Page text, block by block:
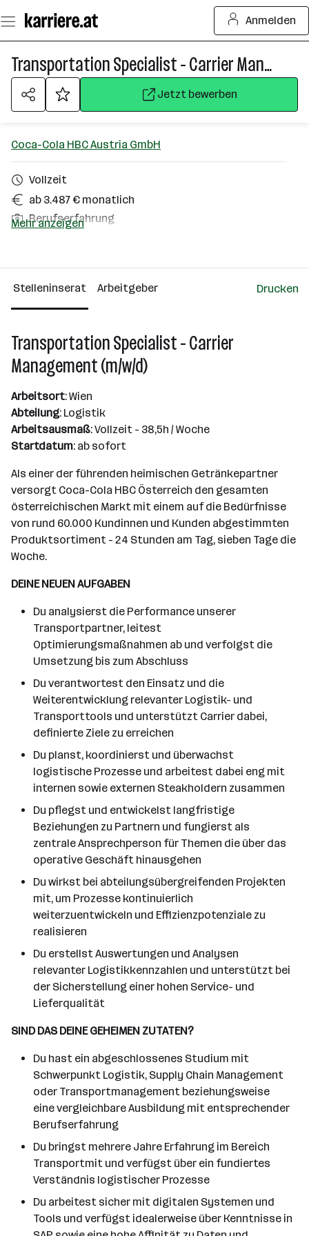
Seiteninhalt
springen
Anmelden
Transportation Specialist - Carrier Management (m/w/d)
Jetzt bewerben
Coca-Cola HBC Austria GmbH
Vollzeit
ab 3.487 € monatlich
Berufserfahrung
Wien
Mehr anzeigen
Stelleninserat Arbeitgeber Drucken
Transportation Specialist - Carrier
Management (m/w/d)
Arbeitsort: Wien
Abteilung: Logistik
Arbeitsausmaß: Vollzeit - 38,5h / Woche
Startdatum: ab sofort
Als einer der führenden heimischen Getränkepartner
versorgt Coca-Cola HBC Österreich den gesamten
österreichischen Markt mit einem auf die Bedürfnisse
von rund 60.000 Kundinnen und Kunden abgestimmten
Produktsortiment - 24 Stunden am Tag, sieben Tage die
Woche.
DEINE NEUEN AUFGABEN
Du analysierst die Performance unserer
Transportpartner, leitest
Optimierungsmaßnahmen ab und verfolgst die
Umsetzung bis zum Abschluss
Du verantwortest den Einsatz und die
Weiterentwicklung relevanter Logistik- und
Transporttools und unterstützt Carrier dabei,
definierte Ziele zu erreichen
Du planst, koordinierst und überwachst
logistische Prozesse und arbeitest dabei eng mit
internen sowie externen Steakholdern zusammen
Du pflegst und entwickelst langfristige
Beziehungen zu Partnern und fungierst als
zentrale Ansprechperson für Themen die über das
operative Geschäft hinausgehen
Du wirkst bei abteilungsübergreifenden Projekten
mit, um Prozesse kontinuierlich
weiterzuentwickeln und Effizienzpotenziale zu
realisieren
Du erstellst Auswertungen und Analysen
relevanter Logistikkennzahlen und unterstützt bei
der Sicherstellung einer hohen Service- und
Lieferqualität
SIND DAS DEINE GEHEIMEN ZUTATEN?
Du hast ein abgeschlossenes Studium mit
Schwerpunkt Logistik, Supply Chain Management
oder Transportmanagement beziehungsweise
eine vergleichbare Ausbildung mit entsprechender
Berufserfahrung
Du bringst mehrere Jahre Erfahrung im Bereich
Transportmit und verfügst über ein fundiertes
Verständnis logistischer Prozesse
Du arbeitest sicher mit digitalen Systemen und
Tools und verfügst idealerweise über Kenntnisse in